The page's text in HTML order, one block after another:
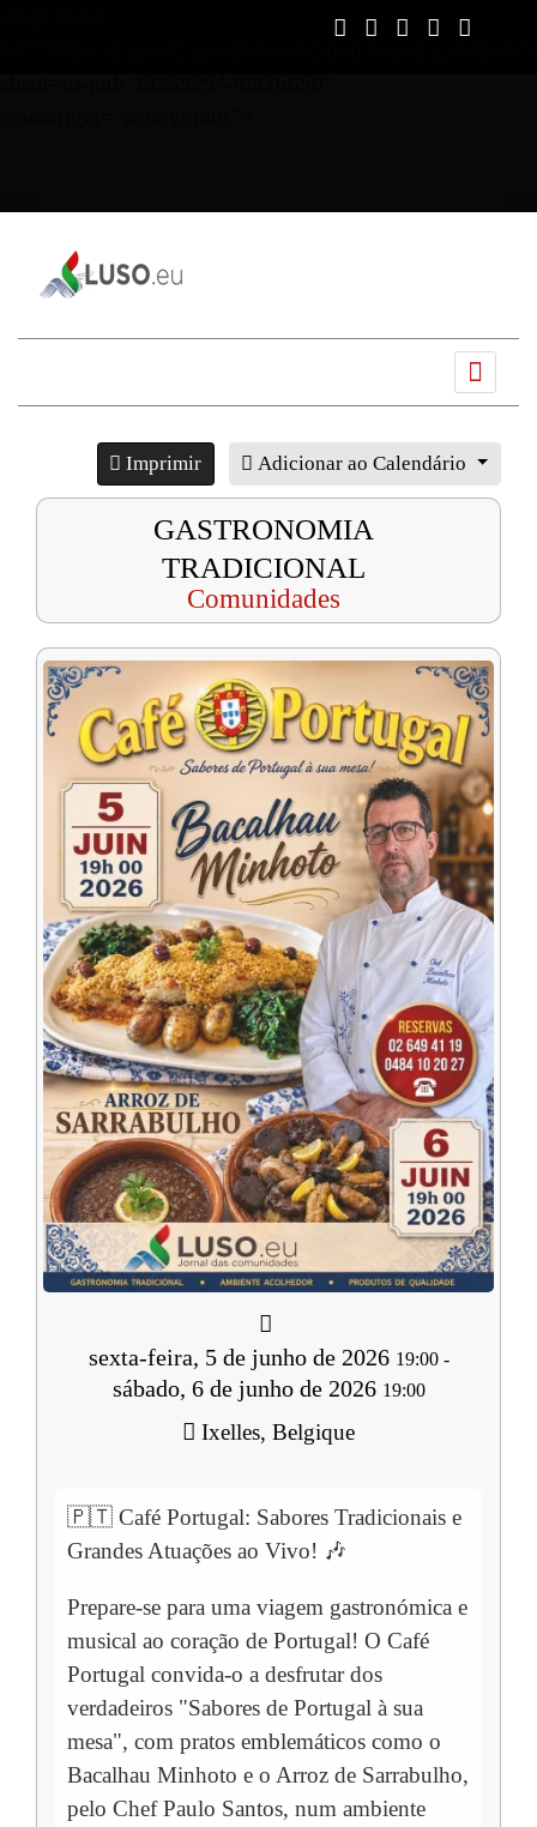
Imprimir Adicionar ao Calendário
GASTRONOMIA
TRADICIONAL
Comunidades
sexta-feira, 5 de junho de 2026 19:00-
sábado, 6 de junho de 2026 19:00
Ixelles, Belgique
🇵🇹 Café Portugal: Sabores Tradicionais e
Grandes Atuações ao Vivo! 🎶
Prepare-se para uma viagem gastronómica e
musical ao coração de Portugal! O Café
Portugal convida-o a desfrutar dos
verdadeiros "Sabores de Portugal à sua
mesa", com pratos emblemáticos como o
Bacalhau Minhoto e o Arroz de Sarrabulho,
pelo Chef Paulo Santos, num ambiente
Ano
Mês
Próximo
Próximo